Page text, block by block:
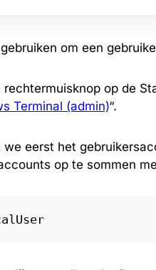
om een
rechtermuisknop op de
Terminal (admin)“.
we eerst het
op te sommen